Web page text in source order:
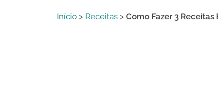
Início > Receitas > Como Fazer 3 Receitas